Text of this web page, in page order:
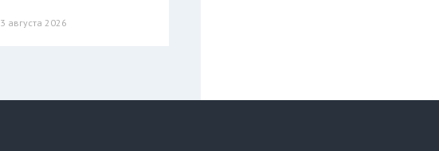
3 августа 2026